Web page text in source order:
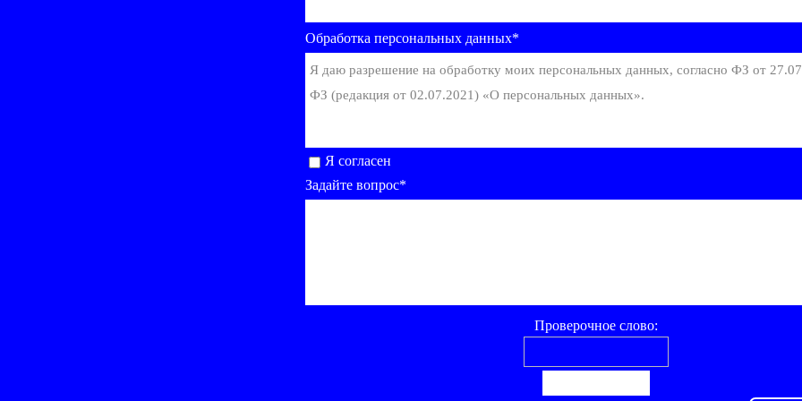
Обработка персональных данных*
Я даю разрешение на обработку моих персональных данных, согласно ФЗ от
ФЗ (редакция от 02.07.2021) «О персональных данных».
Я согласен
Задайте вопрос*
Проверочное слово: